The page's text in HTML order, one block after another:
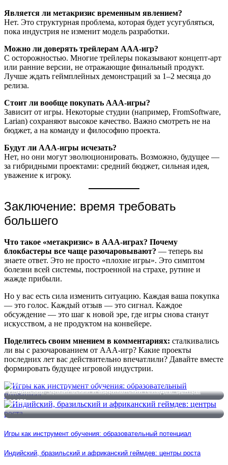
Является ли метакризис временным явлением?
Нет. Это структурная проблема, которая будет усугубляться,
пока индустрия не изменит модель разработки.
Можно ли доверять трейлерам ААА-игр?
С осторожностью. Многие трейлеры показывают концепт-арт
или ранние версии, не отражающие финальный продукт.
Лучше ждать геймплейных демонстраций за 1–2 месяца до
релиза.
Стоит ли вообще покупать ААА-игры?
Зависит от игры. Некоторые студии (например, FromSoftware,
Larian) сохраняют высокое качество. Важно смотреть не на
бюджет, а на команду и философию проекта.
Будут ли ААА-игры исчезать?
Нет, но они могут эволюционировать. Возможно, будущее —
за гибридными проектами: средний бюджет, сильная идея,
уважение к игроку.
Заключение: время требовать
большего
Что такое «метакризис» в ААА-играх? Почему
блокбастеры все чаще разочаровывают? — теперь вы
знаете ответ. Это не просто «плохие игры». Это симптом
болезни всей системы, построенной на страхе, рутине и
жажде прибыли.
Но у вас есть сила изменить ситуацию. Каждая ваша покупка
— это голос. Каждый отзыв — это сигнал. Каждое
обсуждение — это шаг к новой эре, где игры снова станут
искусством, а не продуктом на конвейере.
Поделитесь своим мнением в комментариях: сталкивались
ли вы с разочарованием от ААА-игр? Какие проекты
последних лет вас действительно впечатлили? Давайте вместе
формировать будущее игровой индустрии.
Игры как инструмент обучения: образовательный потенциал
Индийский, бразильский и африканский геймдев: центры
роста
Игры как инструмент обучения: образовательный потенциал
Индийский, бразильский и африканский геймдев: центры роста